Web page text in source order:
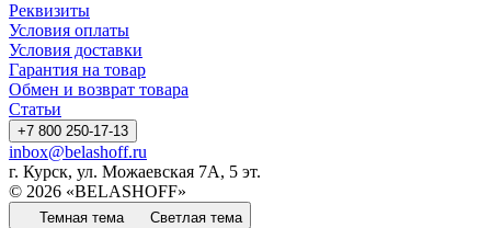
Реквизиты
Условия оплаты
Условия доставки
Гарантия на товар
Обмен и возврат товара
Статьи
+7 800 250-17-13
inbox@belashoff.ru
г. Курск, ул. Можаевская 7А, 5 эт.
© 2026 «BELASHOFF»
Темная тема Светлая тема